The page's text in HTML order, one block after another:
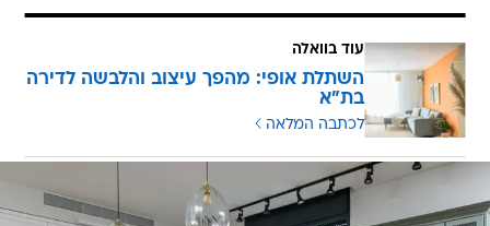
עוד בוואלה
השתלת אופי: מהפך עיצוב והלבשה לדירה
בת"א
לכתבה המלאה